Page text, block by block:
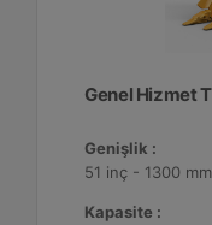
Genel Hizmet
Genişlik :
51 inç - 1300 mm
Kapasite :